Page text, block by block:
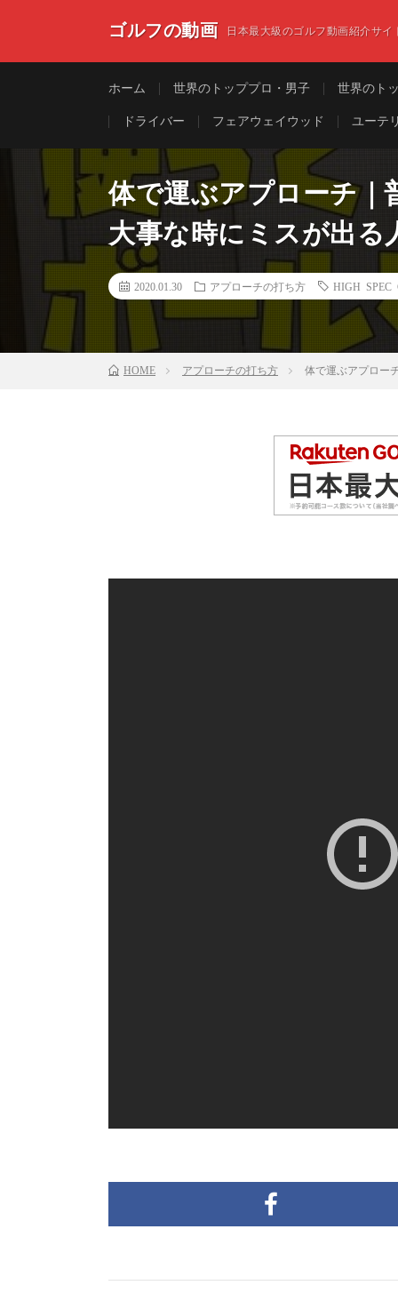
ゴルフの動画 日本最大級のゴルフ動画紹介サイ
ホーム 世界のトッププロ・男子 世界のト
ドライバー フェアウェイウッド ユーテ
体で運ぶアプローチ｜
大事な時にミスが出る
2020.01.30 アプローチの打ち方 HIGH SPEC
HOME アプローチの打ち方 体で運ぶアプロー